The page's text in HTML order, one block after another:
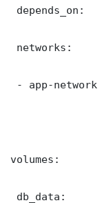
depends_on:
networks:
- app-network
volumes:
db_data: